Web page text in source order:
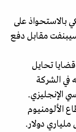
بالاستحواذ على
مقابل دفع
من قضايا تحايل
في الشركة
الإنجليزي.
في قطاع الألومنيوم
ملياري دولار.